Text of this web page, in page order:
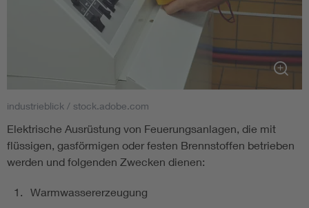
Smart Cities
DKE Fachinformationen im Kontext der Normung
industrieblick / stock.adobe.com
Elektrische Ausrüstung von Feuerungsanlagen, die mit
flüssigen, gasförmigen oder festen Brennstoffen betrieben
werden und folgenden Zwecken dienen:
Warmwassererzeugung